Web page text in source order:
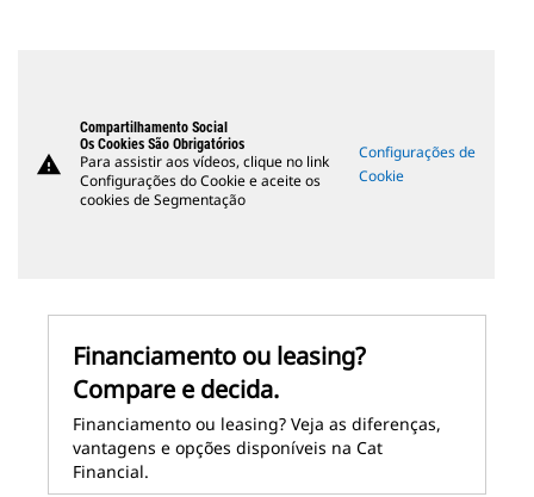
warning
Compartilhamento Social
Os Cookies São Obrigatórios
Para assistir aos vídeos, clique no link
Configurações do Cookie e aceite os
cookies de Segmentação
Configurações de
Cookie
Financiamento ou leasing?
Compare e decida.
Financiamento ou leasing? Veja as diferenças,
vantagens e opções disponíveis na Cat
Financial.